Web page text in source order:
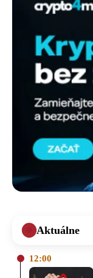
Aktuálne
12:00